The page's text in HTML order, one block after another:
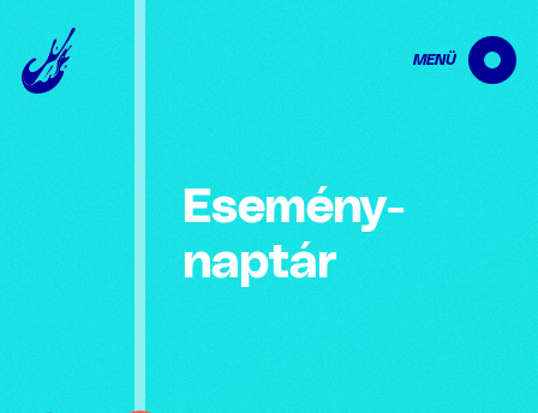
MENÜ
Esemény­
naptár